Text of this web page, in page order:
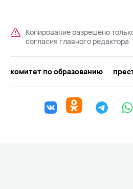
Копирование разрешено
согласия главного редактора
комитет по образованию